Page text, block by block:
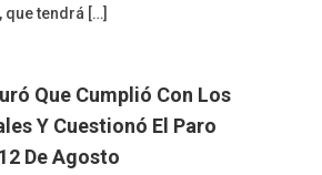
tendrá […]
Que Cumplió Con Los
Y Cuestionó El Paro
De Agosto